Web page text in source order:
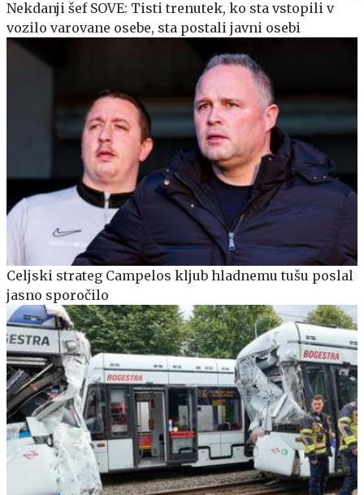
Nekdanji šef SOVE: Tisti trenutek, ko sta vstopili v
vozilo varovane osebe, sta postali javni osebi
Celjski strateg Campelos kljub hladnemu tušu poslal
jasno sporočilo